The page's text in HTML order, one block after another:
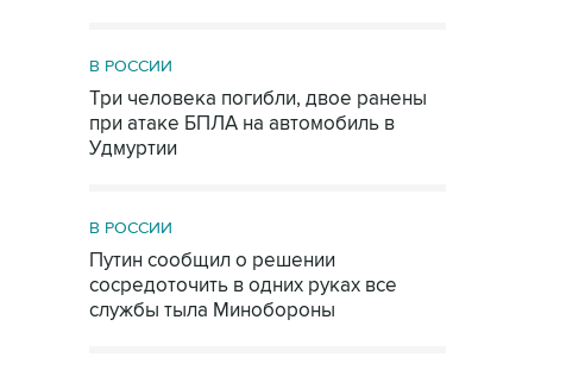
В РОССИИ
Три человека погибли, двое ранены
при атаке БПЛА на автомобиль в
Удмуртии
В РОССИИ
Путин сообщил о решении
сосредоточить в одних руках все
службы тыла Минобороны